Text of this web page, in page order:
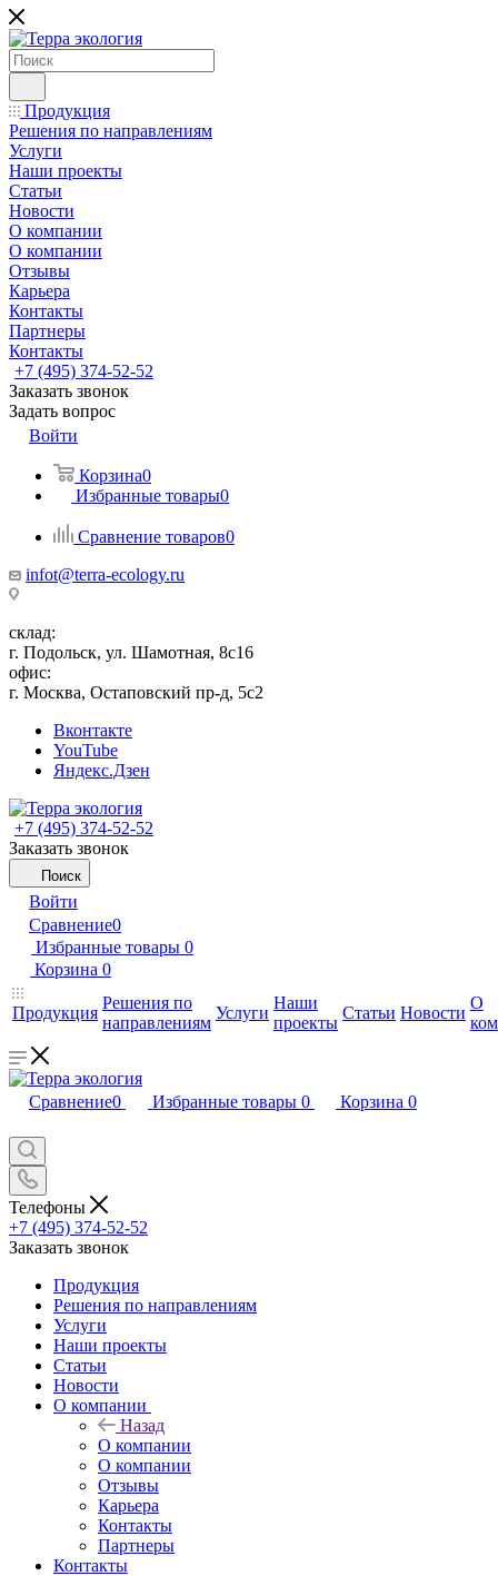
Продукция
Решения по направлениям
Услуги
Наши проекты
Статьи
Новости
О компании
О компании
Отзывы
Карьера
Контакты
Партнеры
Контакты
+7 (495) 374-52-52
Заказать звонок
Задать вопрос
Войти
Корзина0
Избранные товары0
Сравнение товаров0
infot@terra-ecology.ru
склад:
г. Подольск, ул. Шамотная, 8с16
офис:
г. Москва, Остаповский пр-д, 5с2
Вконтакте
YouTube
Яндекс.Дзен
+7 (495) 374-52-52
Заказать звонок
Поиск
Войти
Сравнение0
Избранные товары 0
Корзина 0
Продукция
Решения по
направлениям
Услуги
Наши
проекты
Статьи Новости
О
Сравнение0 Избранные товары 0 Корзина 0
Телефоны
+7 (495) 374-52-52
Заказать звонок
Продукция
Решения по направлениям
Услуги
Наши проекты
Статьи
Новости
О компании
Назад
О компании
О компании
Отзывы
Карьера
Контакты
Партнеры
Контакты